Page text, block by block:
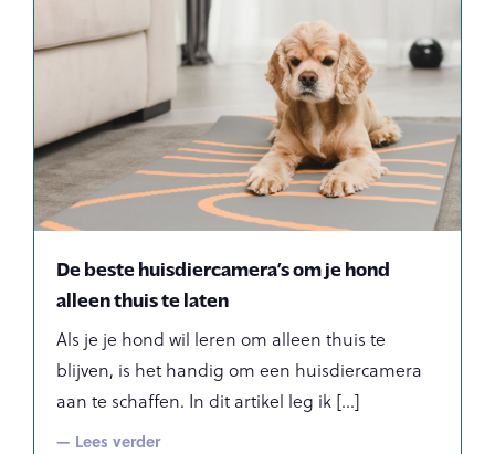
De beste huisdiercamera’s om je hond
alleen thuis te laten
Als je je hond wil leren om alleen thuis te
blijven, is het handig om een huisdiercamera
aan te schaffen. In dit artikel leg ik
— Lees verder